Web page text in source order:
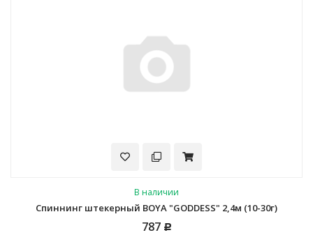
В наличии
Спиннинг штекерный BOYA "GODDESS" 2,4м (10-30г)
787 Р